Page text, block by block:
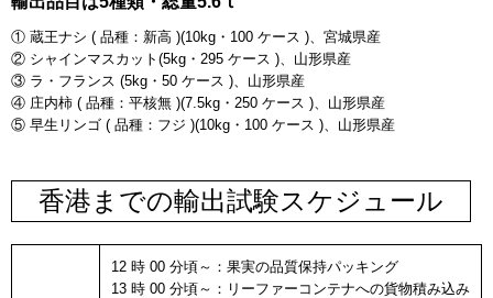
① 蔵王ナシ ( 品種：新高 )(10kg・100 ケース )、宮城県産
② シャインマスカット(5kg・295 ケース )、山形県産
③ ラ・フランス (5kg・50 ケース )、山形県産
④ 庄内柿 ( 品種：平核無 )(7.5kg・250 ケース )、山形県産
⑤ 早生リンゴ ( 品種：フジ )(10kg・100 ケース )、山形県産
香港までの輸出試験スケジュール
12 時 00 分頃～：果実の品質保持パッキング
13 時 00 分頃～：リーファーコンテナへの貨物積み込み